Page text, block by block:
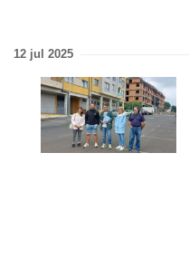
12 jul 2025